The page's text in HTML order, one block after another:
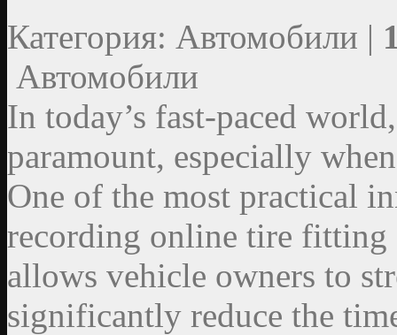
Категория: Автомобили |
Автомобили
In today’s fast-paced
paramount, especially
One of the most practical
recording online tire fitting
allows vehicle owners to
significantly reduce the